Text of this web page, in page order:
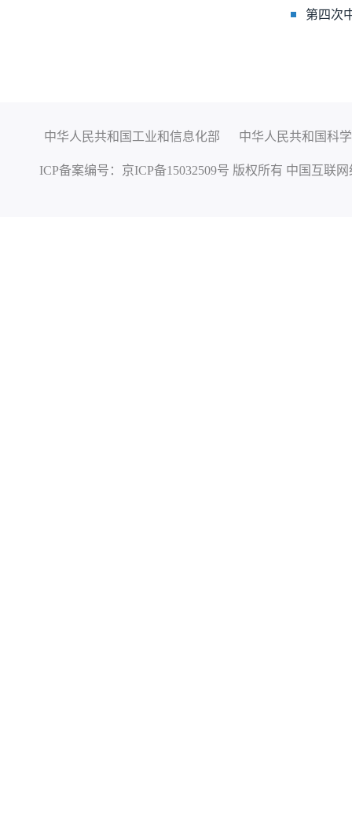
第四次
中华人民共和国工业和信息化部 中华人民共和国科
ICP备案编号： 京ICP备15032509号 版权所有 中国互联